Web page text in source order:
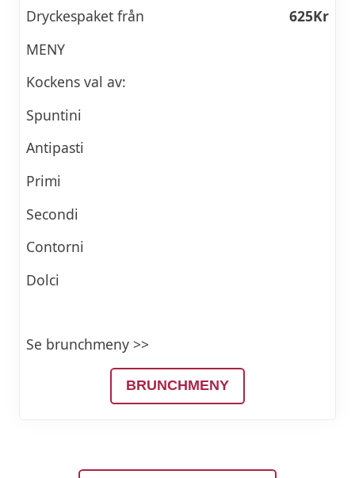
Dryckespaket från
625Kr
MENY
Kockens val av:
Spuntini
Antipasti
Primi
Secondi
Contorni
Dolci
Se brunchmeny >>
BRUNCHMENY